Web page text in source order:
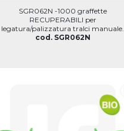
SGR062N -1000 graffette
RECUPERABILI per
legatura/palizzatura tralci manuale.
cod. SGR062N